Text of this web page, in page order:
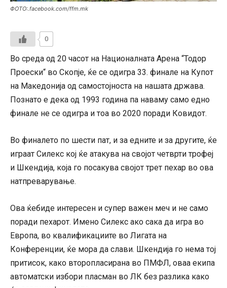
ФОТО:.facebook.com/ffm.mk
0
Во среда од 20 часот на Националната Арена “Тодор
Проески“ во Скопје, ќе се одигра 33. финале на Купот
на Македонија од самостојноста на нашата држава.
Познато е дека од 1993 година па наваму само едно
финале не се одигра и тоа во 2020 поради Ковидот.
Во финалето по шести пат, и за едните и за другите, ќе
играат Силекс кој ќе атакува на својот четврти трофеј
и Шкендија, која го посакува својот трет пехар во ова
натпреварување.
Ова ќебиде интересен и супер важен меч и не само
поради пехарот. Имено Силекс ако сака да игра во
Европа, во квалификациите во Лигата на
Конференции, ќе мора да слави. Шкендија го нема тој
притисок, како второпласирана во ПМФЛ, оваа екипа
автоматски избори пласман во ЛК без разлика како